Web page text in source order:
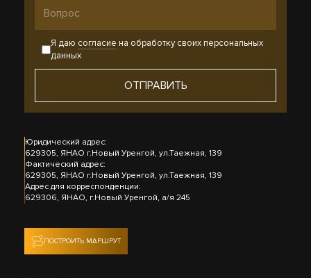
Я даю согласие на обработку своих персональных
данных
Юридический адрес:
629305, ЯНАО г.Новый Уренгой, ул.Таежная, 139
Фактический адрес:
629305, ЯНАО г.Новый Уренгой, ул.Таежная, 139
Адрес для корреспонденции:
629306, ЯНАО, г.Новый Уренгой, а/я 245
ПОСТРОИТЬ МАРШРУТ